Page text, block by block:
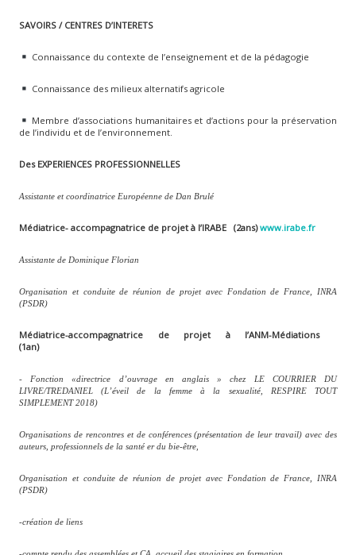
SAVOIRS / CENTRES D’INTERETS
Connaissance du contexte de l’enseignement et de la pédagogie
Connaissance des milieux alternatifs agricole
Membre d’associations humanitaires et d’actions pour la préservation
de l’individu et de l’environnement.
Des EXPERIENCES PROFESSIONNELLES
Assistante et coordinatrice Européenne de Dan Brulé
Médiatrice- accompagnatrice de projet à l’IRABE (2ans)www.irabe.fr
Assistante de Dominique Florian
Organisation et conduite de réunion de projet avec Fondation de France, INRA
(PSDR)
Médiatrice-accompagnatrice de projet à l’ANM-Médiations
(1an)
- Fonction «directrice d’ouvrage en anglais » chez LE COURRIER DU
LIVRE/TREDANIEL (L’éveil de la femme à la sexualité, RESPIRE TOUT
SIMPLEMENT 2018)
Organisations de rencontres et de conférences (présentation de leur travail) avec des
auteurs, professionnels de la santé er du bie-être,
Organisation et conduite de réunion de projet avec Fondation de France, INRA
(PSDR)
-création de liens